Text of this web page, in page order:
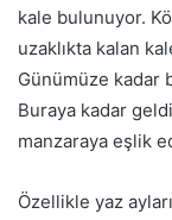
kale bulunuyor.
uzaklıkta kalan
Günümüze kadar
Buraya kadar
manzaraya eşlik
Özellikle yaz